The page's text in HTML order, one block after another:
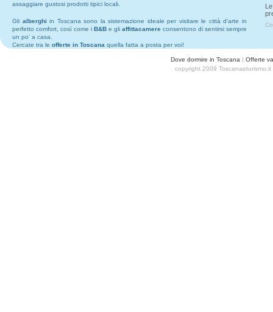
assaggiare gustosi prodotti tipici locali.
Gli alberghi in Toscana sono la sistemazione ideale per visitare le città d'arte in
perfetto comfort, così come i B&B e gli affittacamere consentono di sentirsi sempre
un po' a casa.
Cercate tra le offerte in Toscana quella fatta a posta per voi!
Dove dormire in Toscana | Offerte
copyright 2009